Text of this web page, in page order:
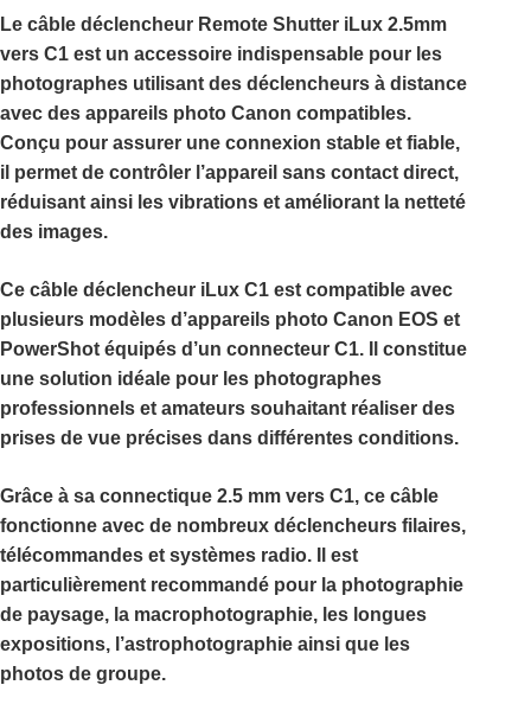
Le câble déclencheur Remote Shutter iLux 2.5mm
vers C1 est un accessoire indispensable pour les
photographes utilisant des déclencheurs à distance
avec des appareils photo Canon compatibles.
Conçu pour assurer une connexion stable et fiable,
il permet de contrôler l’appareil sans contact direct,
réduisant ainsi les vibrations et améliorant la netteté
des images.
Ce câble déclencheur iLux C1 est compatible avec
plusieurs modèles d’appareils photo Canon EOS et
PowerShot équipés d’un connecteur C1. Il constitue
une solution idéale pour les photographes
professionnels et amateurs souhaitant réaliser des
prises de vue précises dans différentes conditions.
Grâce à sa connectique 2.5 mm vers C1, ce câble
fonctionne avec de nombreux déclencheurs filaires,
télécommandes et systèmes radio. Il est
particulièrement recommandé pour la photographie
de paysage, la macrophotographie, les longues
expositions, l’astrophotographie ainsi que les
photos de groupe.